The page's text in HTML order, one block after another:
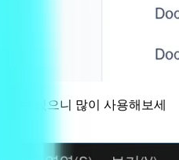
수 있으니 많이 사용해보세